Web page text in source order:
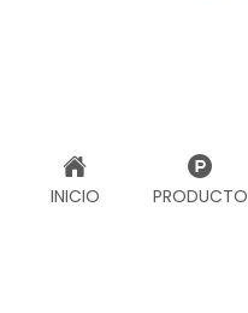
INICIO PRODUCTO